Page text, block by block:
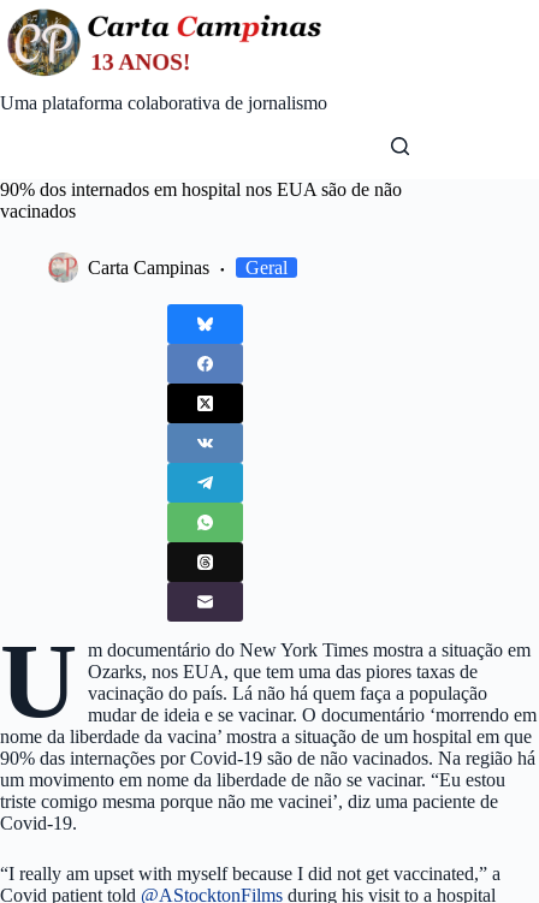
Skip
to
content
Uma plataforma colaborativa de jornalismo
90% dos internados em hospital nos EUA são de não
vacinados
Carta Campinas Geral
U
m documentário do New York Times mostra a situação em
Ozarks, nos EUA, que tem uma das piores taxas de
vacinação do país. Lá não há quem faça a população
mudar de ideia e se vacinar. O documentário ‘morrendo em
nome da liberdade da vacina’ mostra a situação de um hospital em que
90% das internações por Covid-19 são de não vacinados. Na região há
um movimento em nome da liberdade de não se vacinar. “Eu estou
triste comigo mesma porque não me vacinei’, diz uma paciente de
Covid-19.
“I really am upset with myself because I did not get vaccinated,” a
Covid patient told @AStocktonFilms during his visit to a hospital